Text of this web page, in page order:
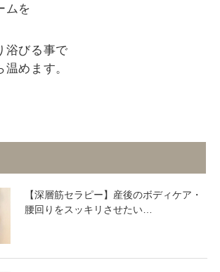
ムを
浴びる事で
めます。
【深層筋セラピー】産後のボディケア・
腰回りをスッキリさせたい…